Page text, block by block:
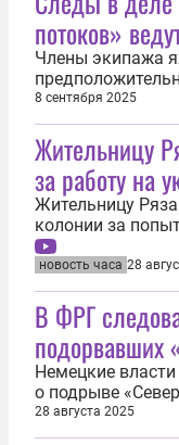
потоков»
Члены экипажа
«Северных
якобы Валерия
момент пост
Вооруженными
сообщила газета
из...
8 сентября 2025
Жительницу
за работу на
Жительницу
колонии за
украинской
сообщили в
России.
В ведомстве
информацию,
новость часа 28
В ФРГ
подорвавших
Немецкие
о подрыве
установили
27 августа
28 августа 2025